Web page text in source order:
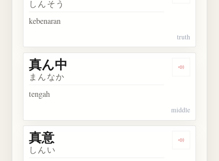
しんそう
kebenaran
truth
Dengarkan
真ん中
まんなか
tengah
middle
Dengarkan
真意
しんい